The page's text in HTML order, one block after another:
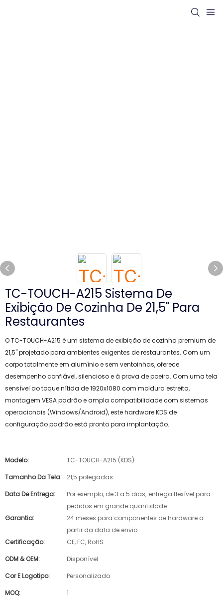
TC-TOUCH-A215 Sistema De
Exibição De Cozinha De 21,5" Para
Restaurantes
O TC-TOUCH-A215 é um sistema de exibição de cozinha premium de
21,5" projetado para ambientes exigentes de restaurantes. Com um
corpo totalmente em alumínio e sem ventoinhas, oferece
desempenho confiável, silencioso e à prova de poeira. Com uma tela
sensível ao toque nítida de 1920x1080 com moldura estreita,
montagem VESA padrão e ampla compatibilidade com sistemas
operacionais (Windows/Android), este hardware KDS de
configuração padrão está pronto para implantação.
Modelo:
TC-TOUCH-A215 (KDS)
Tamanho Da Tela:
21,5 polegadas
Data De Entrega:
Por exemplo, de 3 a 5 dias; entrega flexível para
pedidos em grande quantidade.
Garantia:
24 meses para componentes de hardware a
partir da data de envio.
Certificação:
CE, FC, RoHS
ODM & OEM:
Disponível
Cor E Logotipo:
Personalizado
MOQ:
1